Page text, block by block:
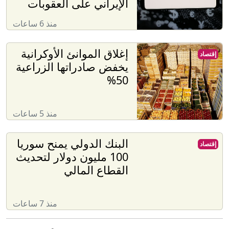
الإيراني على العقوبات
منذ 6 ساعات
إغلاق الموانئ الأوكرانية
يخفض صادراتها الزراعية
50%
منذ 5 ساعات
إقتصاد
البنك الدولي يمنح سوريا
100 مليون دولار لتحديث
القطاع المالي
منذ 7 ساعات
إقتصاد